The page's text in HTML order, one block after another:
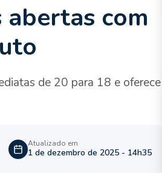
abertas com
de 20 para 18 e oferece
Atualizado em
1 de dezembro de 2025 - 14h35